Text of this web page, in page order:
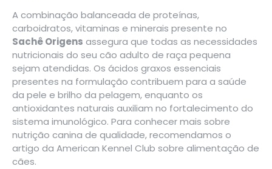
A combinação balanceada de proteínas,
carboidratos, vitaminas e minerais presente no
Sachê Origens assegura que todas as necessidades
nutricionais do seu cão adulto de raça pequena
sejam atendidas. Os ácidos graxos essenciais
presentes na formulação contribuem para a saúde
da pele e brilho da pelagem, enquanto os
antioxidantes naturais auxiliam no fortalecimento do
sistema imunológico. Para conhecer mais sobre
nutrição canina de qualidade, recomendamos o
artigo da American Kennel Club sobre alimentação de
cães.